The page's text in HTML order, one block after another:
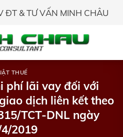
ĐT & TƯ VẤN MINH CHÂU
THUẾ
phí lãi vay đối với
dịch liên kết theo
TCT-DNL ngày
2019